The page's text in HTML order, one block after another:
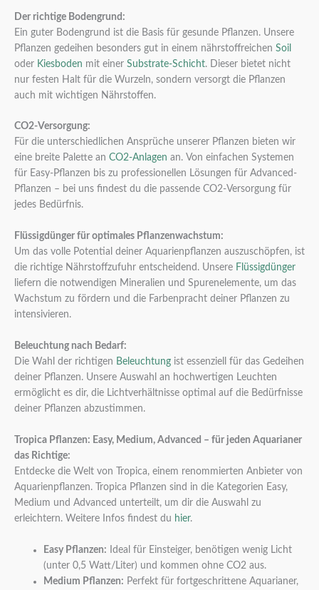
Der richtige Bodengrund:
Ein guter Bodengrund ist die Basis für gesunde Pflanzen. Unsere
Pflanzen gedeihen besonders gut in einem nährstoffreichen Soil
oder Kiesboden mit einer Substrate-Schicht. Dieser bietet nicht
nur festen Halt für die Wurzeln, sondern versorgt die Pflanzen
auch mit wichtigen Nährstoffen.
CO2-Versorgung:
Für die unterschiedlichen Ansprüche unserer Pflanzen bieten wir
eine breite Palette an CO2-Anlagen an. Von einfachen Systemen
für Easy-Pflanzen bis zu professionellen Lösungen für Advanced-
Pflanzen – bei uns findest du die passende CO2-Versorgung für
jedes Bedürfnis.
Flüssigdünger für optimales Pflanzenwachstum:
Um das volle Potential deiner Aquarienpflanzen auszuschöpfen, ist
die richtige Nährstoffzufuhr entscheidend. Unsere Flüssigdünger
liefern die notwendigen Mineralien und Spurenelemente, um das
Wachstum zu fördern und die Farbenpracht deiner Pflanzen zu
intensivieren.
Beleuchtung nach Bedarf:
Die Wahl der richtigen Beleuchtung ist essenziell für das Gedeihen
deiner Pflanzen. Unsere Auswahl an hochwertigen Leuchten
ermöglicht es dir, die Lichtverhältnisse optimal auf die Bedürfnisse
deiner Pflanzen abzustimmen.
Tropica Pflanzen: Easy, Medium, Advanced – für jeden Aquarianer
das Richtige:
Entdecke die Welt von Tropica, einem renommierten Anbieter von
Aquarienpflanzen. Tropica Pflanzen sind in die Kategorien Easy,
Medium und Advanced unterteilt, um dir die Auswahl zu
erleichtern. Weitere Infos findest du hier.
Easy Pflanzen: Ideal für Einsteiger, benötigen wenig Licht
(unter 0,5 Watt/Liter) und kommen ohne CO2 aus.
Medium Pflanzen: Perfekt für fortgeschrittene Aquarianer,